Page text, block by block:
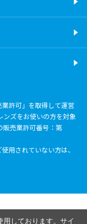
許可」を取得して運営
ンズをお使いの方を対象
販売業許可番号：第
用されていない方は、
用しております。サイ